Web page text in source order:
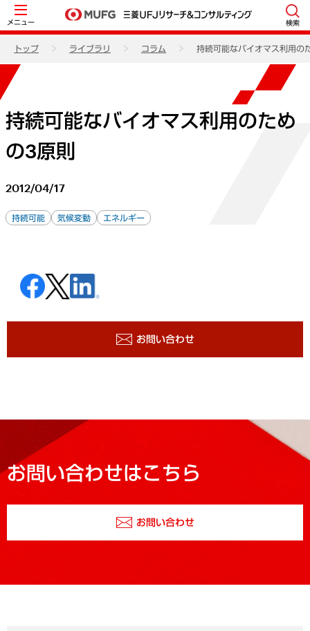
メニュー 検索
トップ ライブラリ コラム 持続可能なバイオマス利用の
持続可能なバイオマス利用のため
の3原則
2012/04/17
持続可能 気候変動 エネルギー
お問い合わせ
お問い合わせはこちら
お問い合わせ